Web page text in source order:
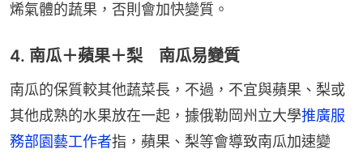
烯氣體的蔬果，否則會加快變質。
4. 南瓜＋蘋果＋梨 南瓜易變質
南瓜的保質較其他蔬菜長，不過，不宜與蘋果、梨或
其他成熟的水果放在一起，據俄勒岡州立大學推廣服
務部園藝工作者指，蘋果、梨等會導致南瓜加速變